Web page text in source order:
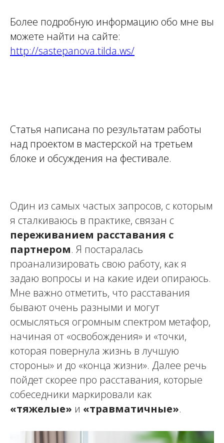
Более подробную информацию обо мне вы
можете найти на сайте:
http://sastepanova.tilda.ws/
Статья написана по результатам работы
над проектом в мастерской на третьем
блоке и обсуждения на фестивале.
Один из самых частых запросов, с которым
я сталкиваюсь в практике, связан с
переживанием расставания с
партнером. Я постаралась
проанализировать свою работу, как я
задаю вопросы и на какие идеи опираюсь.
Мне важно отметить, что расставания
бывают очень разными и могут
осмысляться огромным спектром метафор,
начиная от «освобождения» и «точки,
которая повернула жизнь в лучшую
стороны» и до «конца жизни». Далее речь
пойдет скорее про расставания, которые
собеседники маркировали как
«тяжелые» и «травматичные».